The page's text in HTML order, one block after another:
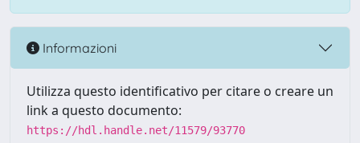
Informazioni
Utilizza questo identificativo per citare o creare un
link a questo documento:
https://hdl.handle.net/11579/93770